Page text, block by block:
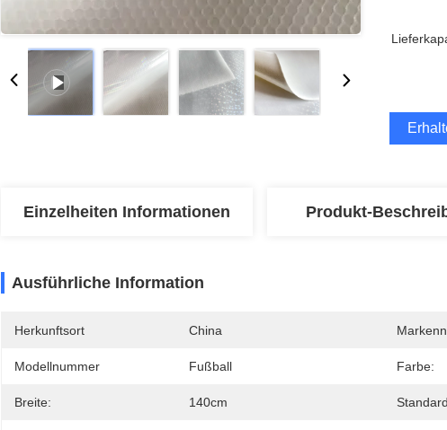
Einzelheiten Informationen Produkt-
Ausführliche Information
Herkunftsort China
Modellnummer Fußball Farbe:
Breite: 140cm